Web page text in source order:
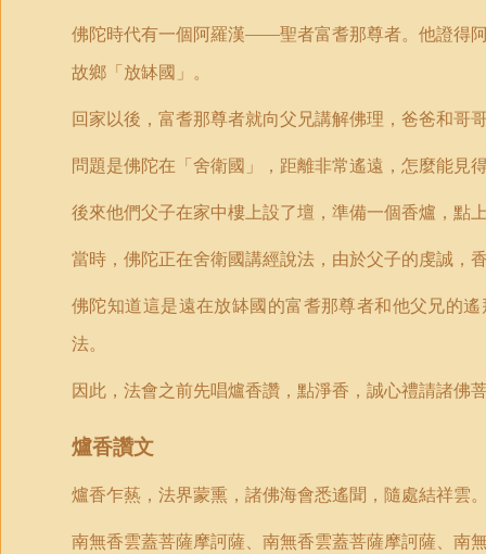
佛陀時代有一個阿羅漢——聖者富耆那尊者。他證得
故鄉「放缽國」。
回家以後，富耆那尊者就向父兄講解佛理，爸爸和哥
問題是佛陀在「舍衛國」，距離非常遙遠，怎麼能見
後來他們父子在家中樓上設了壇，準備一個香爐，點
當時，佛陀正在舍衛國講經說法，由於父子的虔誠，
佛陀知道這是遠在放缽國的富耆那尊者和他父兄的
法。
因此，法會之前先唱爐香讚，點淨香，誠心禮請諸佛
爐香讚文
爐香乍爇，法界蒙熏，諸佛海會悉遙聞，隨處結祥雲
南無香雲蓋菩薩摩訶薩、南無香雲蓋菩薩摩訶薩、南